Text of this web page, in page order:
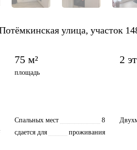
улица, участок
75 м²
площадь
2
Спальных мест 8
сдается для проживания